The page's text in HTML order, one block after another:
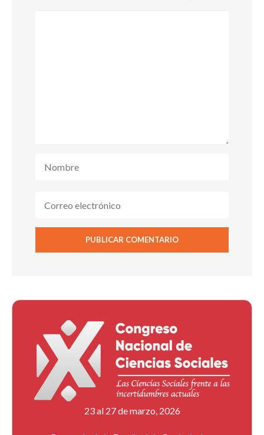
23 al 27 de marzo, 2026